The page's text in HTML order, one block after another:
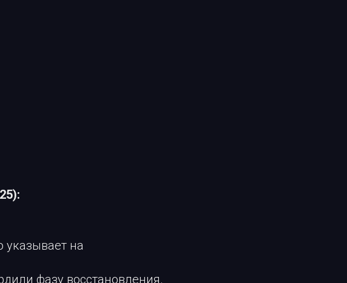
указывает на
фазу восстановления.